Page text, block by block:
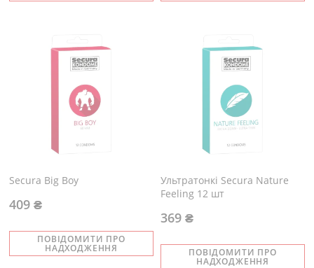
Secura Big Boy
ПОВІДОМИТИ ПРО
НАДХОДЖЕННЯ
409 ₴
Ультратонкі Secura Nature
Feeling 12 шт
ПОВІДОМИТИ ПРО
НАДХОДЖЕННЯ
369 ₴